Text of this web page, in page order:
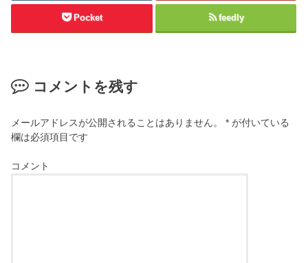
Pocket feedly
コメントを残す
メールアドレスが公開されることはありません。 * が付いている
欄は必須項目です
コメント